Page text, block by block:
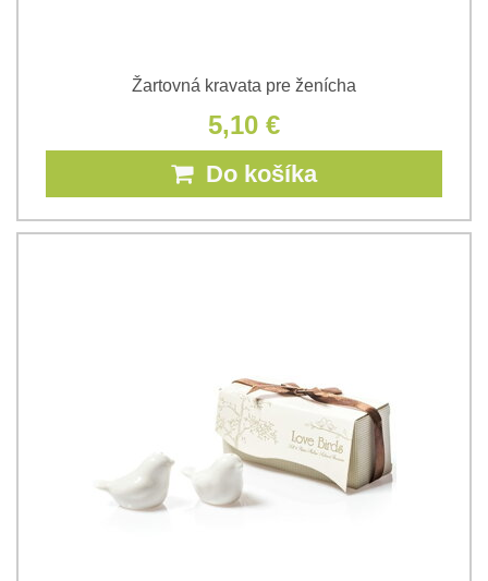
Žartovná kravata pre ženícha
5,10 €
Do košíka